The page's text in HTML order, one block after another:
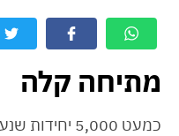
מתיחה קלה
כמעט 5,000